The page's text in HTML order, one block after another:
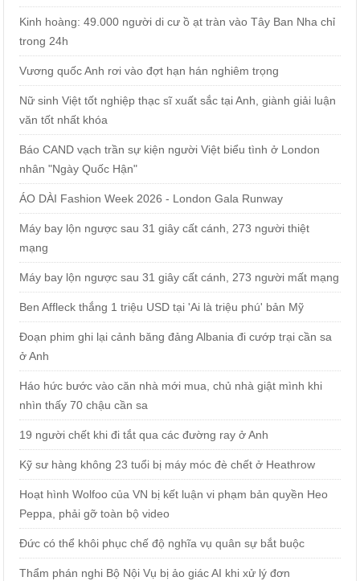
Kinh hoàng: 49.000 người di cư ồ ạt tràn vào Tây Ban Nha chỉ
trong 24h
Vương quốc Anh rơi vào đợt hạn hán nghiêm trọng
Nữ sinh Việt tốt nghiệp thạc sĩ xuất sắc tại Anh, giành giải luận
văn tốt nhất khóa
Báo CAND vạch trần sự kiện người Việt biểu tình ở London
nhân "Ngày Quốc Hận"
ÁO DÀI Fashion Week 2026 - London Gala Runway
Máy bay lộn ngược sau 31 giây cất cánh, 273 người thiệt
mạng
Máy bay lộn ngược sau 31 giây cất cánh, 273 người mất mạng
Ben Affleck thắng 1 triệu USD tại 'Ai là triệu phú' bản Mỹ
Đoạn phim ghi lại cảnh băng đảng Albania đi cướp trại cần sa
ở Anh
Háo hức bước vào căn nhà mới mua, chủ nhà giật mình khi
nhìn thấy 70 chậu cần sa
19 người chết khi đi tắt qua các đường ray ở Anh
Kỹ sư hàng không 23 tuổi bị máy móc đè chết ở Heathrow
Hoạt hình Wolfoo của VN bị kết luận vi phạm bản quyền Heo
Peppa, phải gỡ toàn bộ video
Đức có thể khôi phục chế độ nghĩa vụ quân sự bắt buộc
Thẩm phán nghi Bộ Nội Vụ bị ảo giác AI khi xử lý đơn